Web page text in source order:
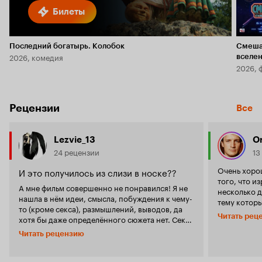
Билеты
Последний богатырь. Колобок
2026, комедия
2026,
Рецензии Все
Lezvie_13
24 рецензии
И это получилось из слизи в носке??
А мне фильм совершенно не понравился! Я не
нашла в нём идеи, смысла, побуждения к чему-
то (кроме секса), размышлений, выводов, да
хотя бы даже определённого сюжета нет. Секс
в 13 лет - это, конечно, здорово и невинно!
Потом эта нелепая беременность, отсутствие
Читать рецензию
Очень
того, что
несколько
тему
просмотра. Фильм замечателен тем, что не
пытается,
Читать